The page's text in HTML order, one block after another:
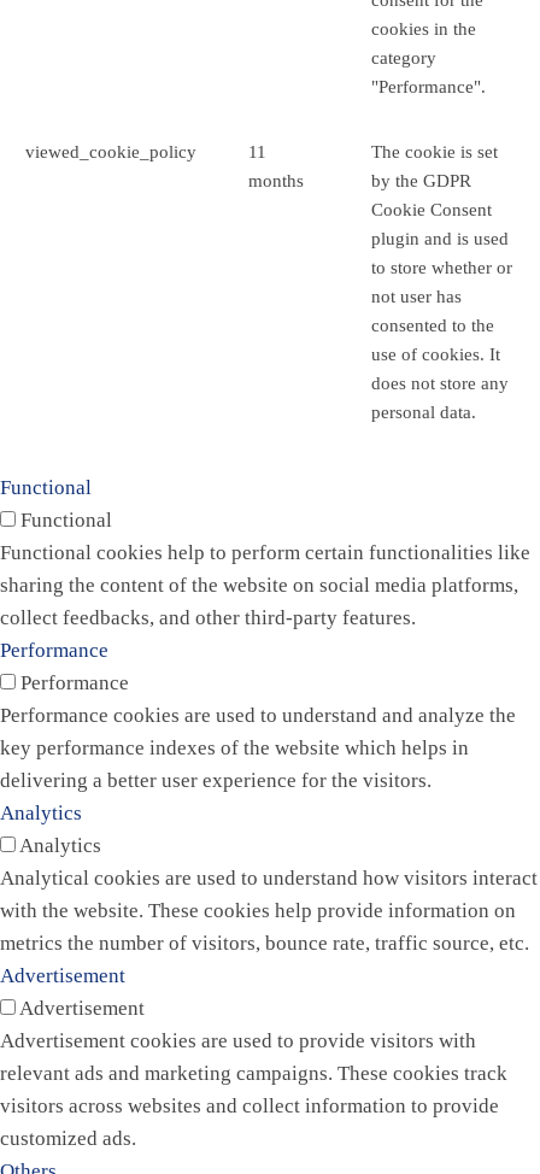
cookies in the
category
"Performance".
viewed_cookie_policy
11
months
The cookie is set
by the GDPR
Cookie Consent
plugin and is used
to store whether or
not user has
consented to the
use of cookies. It
does not store any
personal data.
Functional
Functional
Functional cookies help to perform certain functionalities like
sharing the content of the website on social media platforms,
collect feedbacks, and other third-party features.
Performance
Performance
Performance cookies are used to understand and analyze the
key performance indexes of the website which helps in
delivering a better user experience for the visitors.
Analytics
Analytics
Analytical cookies are used to understand how visitors interact
with the website. These cookies help provide information on
metrics the number of visitors, bounce rate, traffic source, etc.
Advertisement
Advertisement
Advertisement cookies are used to provide visitors with
relevant ads and marketing campaigns. These cookies track
visitors across websites and collect information to provide
customized ads.